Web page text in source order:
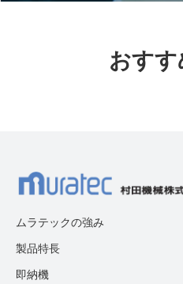
おす
ムラテックの強み
製品特長
即納機